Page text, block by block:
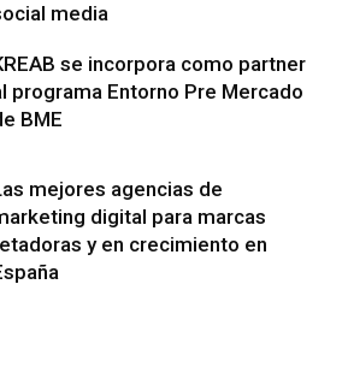
media
se incorpora como partner
programa Entorno Pre Mercado
BME
mejores agencias de
digital para marcas
y en crecimiento en